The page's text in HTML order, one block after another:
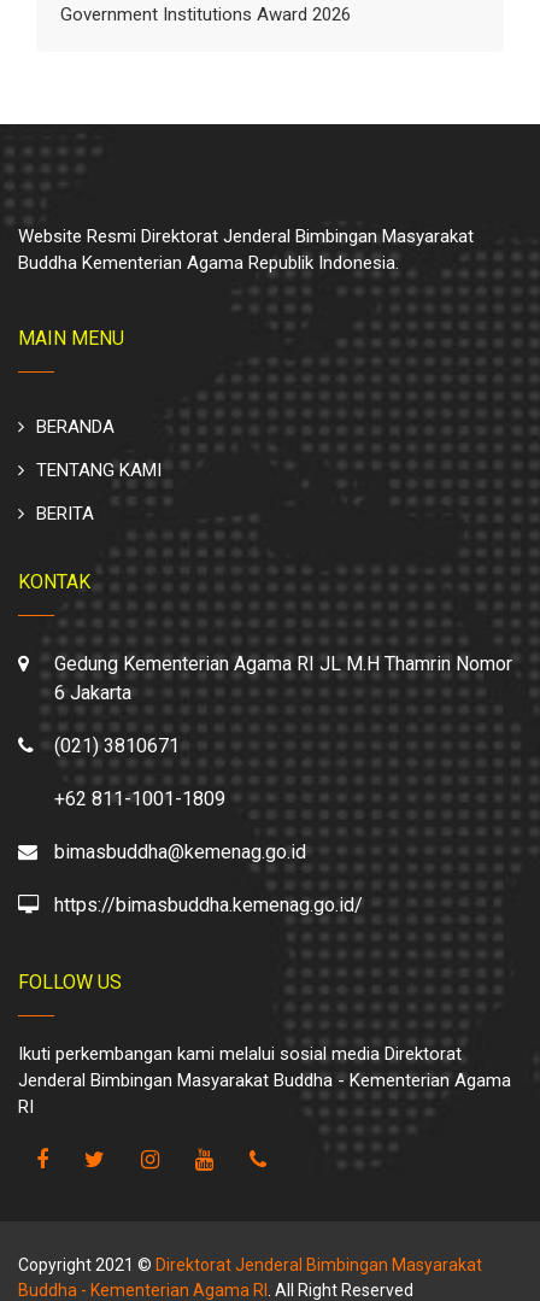
Government Institutions Award 2026
Website Resmi Direktorat Jenderal Bimbingan Masyarakat
Buddha Kementerian Agama Republik Indonesia.
MAIN MENU
BERANDA
TENTANG KAMI
BERITA
KONTAK
Gedung Kementerian Agama RI JL M.H Thamrin Nomor
6 Jakarta
(021) 3810671
+62 811-1001-1809
bimasbuddha@kemenag.go.id
https://bimasbuddha.kemenag.go.id/
FOLLOW US
Ikuti perkembangan kami melalui sosial media Direktorat
Jenderal Bimbingan Masyarakat Buddha - Kementerian Agama
RI
Copyright 2021 © Direktorat Jenderal Bimbingan Masyarakat
Buddha - Kementerian Agama RI
. All Right Reserved